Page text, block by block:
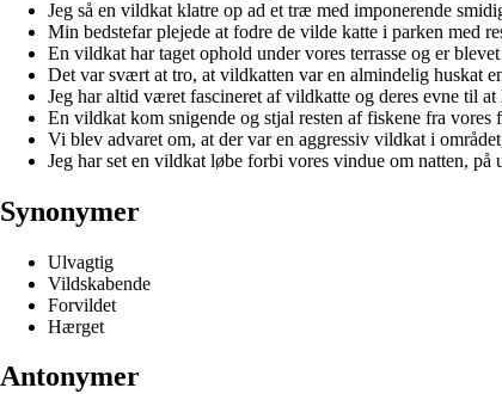
Jeg så en vildkat klatre op ad et træ med imponerende
Min bedstefar plejede at fodre de vilde katte i parken med
En vildkat har taget ophold under vores terrasse og er
Det var svært at tro, at vildkatten var en almindelig huskat
Jeg har altid været fascineret af vildkatte og deres evne til at
En vildkat kom snigende og stjal resten af fiskene fra vores
Vi blev advaret om, at der var en aggressiv vildkat i
Jeg har set en vildkat løbe forbi vores vindue om natten, på
Synonymer
Ulvagtig
Vildskabende
Forvildet
Hærget
Antonymer